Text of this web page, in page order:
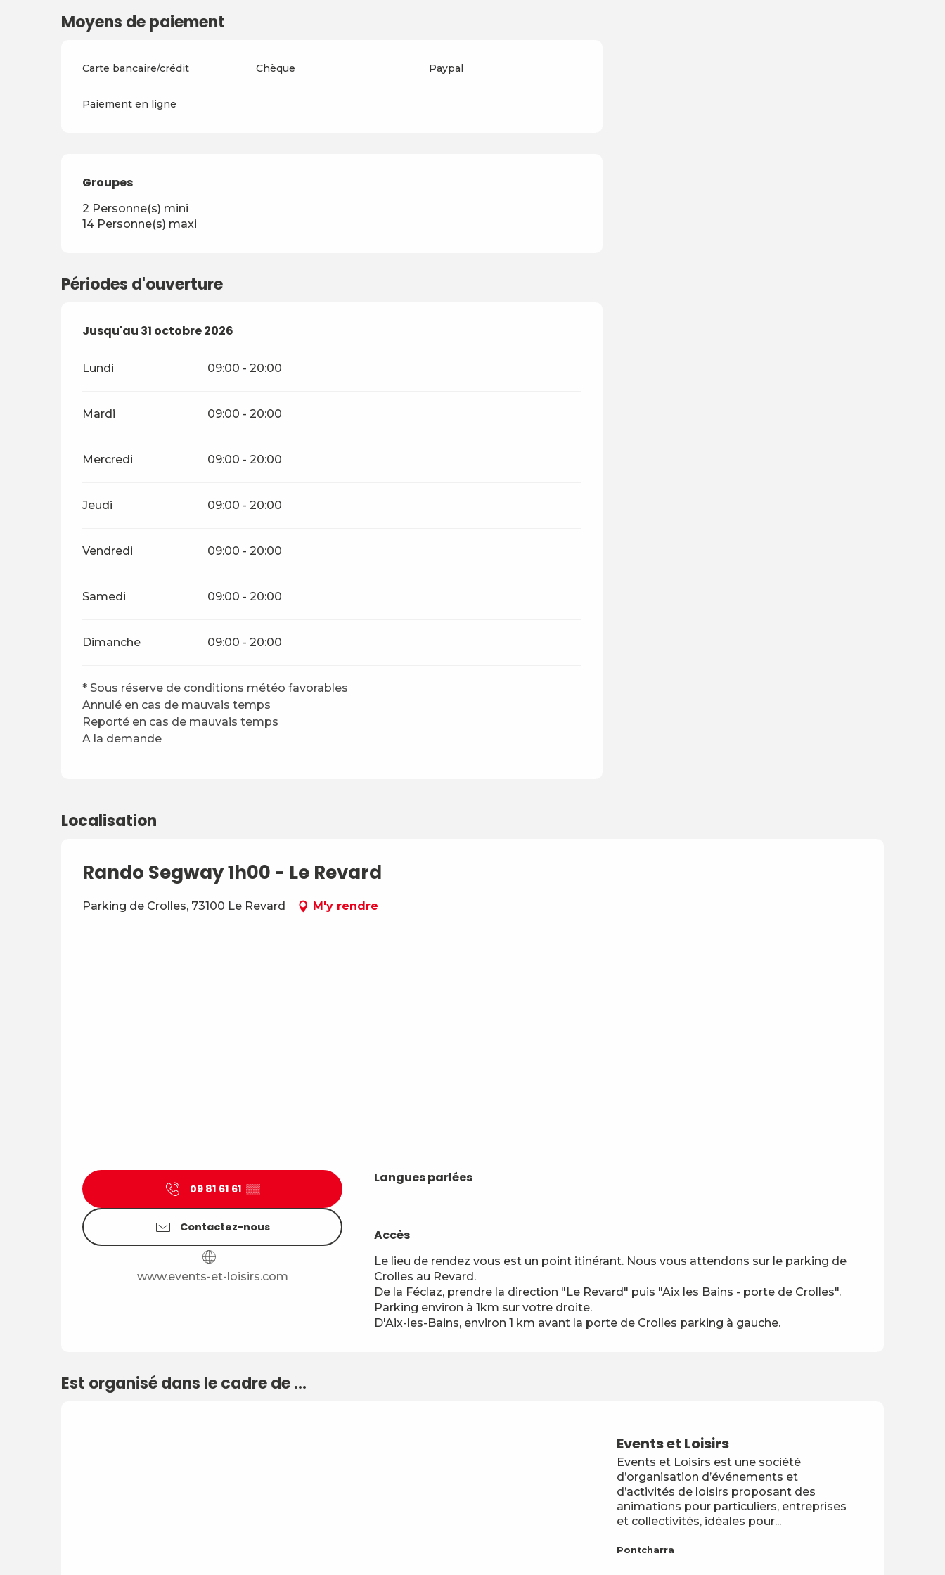
Moyens de paiement
Carte bancaire/crédit Chèque Paypal
Paiement en ligne
Groupes
Groupes
2 Personne(s) mini
14 Personne(s) maxi
Périodes d'ouverture
Du1 mai 2026au31 octobre 2026
Jusqu'au 31 octobre 2026
Lundi 09:00 - 20:00
Mardi 09:00 - 20:00
Mercredi 09:00 - 20:00
Jeudi 09:00 - 20:00
Vendredi 09:00 - 20:00
Samedi 09:00 - 20:00
Dimanche 09:00 - 20:00
* Sous réserve de conditions météo favorables
Annulé en cas de mauvais temps
Reporté en cas de mauvais temps
A la demande
Localisation
Rando Segway 1h00 - Le Revard
Parking de Crolles, 73100 Le Revard M'y rendre
09 81 61 61 ▒▒
Contactez-nous
www.events-et-loisirs.com
Langues parlées
Langues parlées
Accès
Accès
Le lieu de rendez vous est un point itinérant. Nous vous attendons sur le parking de
Crolles au Revard.
De la Féclaz, prendre la direction "Le Revard" puis "Aix les Bains - porte de Crolles".
Parking environ à 1km sur votre droite.
D'Aix-les-Bains, environ 1 km avant la porte de Crolles parking à gauche.
Est organisé dans le cadre de ...
Events et Loisirs
Events et Loisirs est une société
d’organisation d’événements et
d’activités de loisirs proposant des
animations pour particuliers, entreprises
et collectivités, idéales pour...
Pontcharra